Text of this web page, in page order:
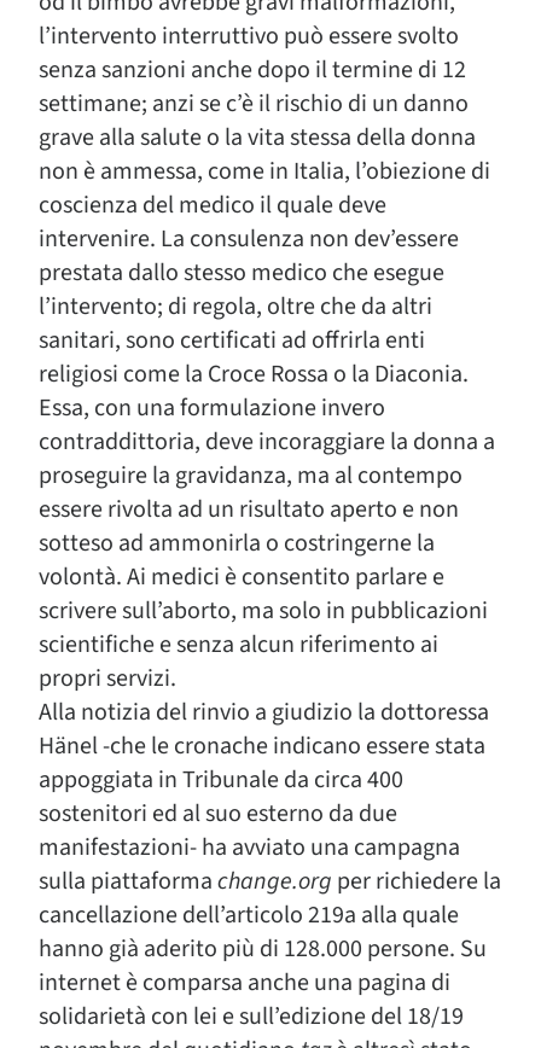
l’intervento interruttivo può essere svolto
senza sanzioni anche dopo il termine di 12
settimane; anzi se c’è il rischio di un danno
grave alla salute o la vita stessa della donna
non è ammessa, come in Italia, l’obiezione di
coscienza del medico il quale deve
intervenire. La consulenza non dev’essere
prestata dallo stesso medico che esegue
l’intervento; di regola, oltre che da altri
sanitari, sono certificati ad offrirla enti
religiosi come la Croce Rossa o la Diaconia.
Essa, con una formulazione invero
contraddittoria, deve incoraggiare la donna a
proseguire la gravidanza, ma al contempo
essere rivolta ad un risultato aperto e non
sotteso ad ammonirla o costringerne la
volontà. Ai medici è consentito parlare e
scrivere sull’aborto, ma solo in pubblicazioni
scientifiche e senza alcun riferimento ai
propri servizi.
Alla notizia del rinvio a giudizio la dottoressa
Hänel -che le cronache indicano essere stata
appoggiata in Tribunale da circa 400
sostenitori ed al suo esterno da due
manifestazioni- ha avviato una campagna
sulla piattaformachange.org per richiedere la
cancellazione dell’articolo 219a alla quale
hanno già aderito più di 128.000 persone. Su
internet è comparsa anche una pagina di
solidarietà con lei e sull’edizione del 18/19